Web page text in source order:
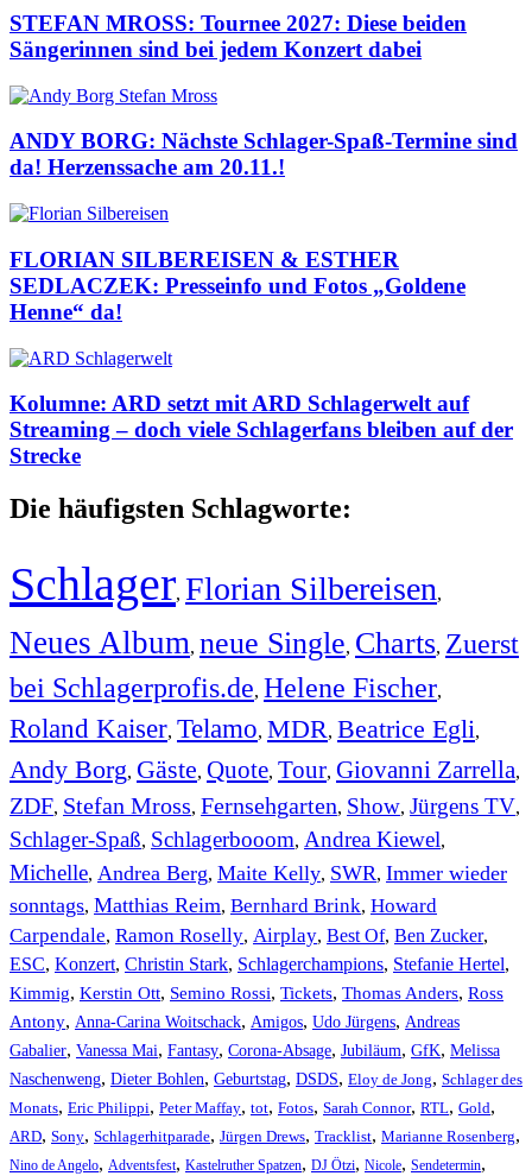
STEFAN MROSS: Tournee 2027: Diese beiden
Sängerinnen sind bei jedem Konzert dabei
ANDY BORG: Nächste Schlager-Spaß-Termine sind
da! Herzenssache am 20.11.!
FLORIAN SILBEREISEN & ESTHER
SEDLACZEK: Presseinfo und Fotos „Goldene
Henne“ da!
Kolumne: ARD setzt mit ARD Schlagerwelt auf
Streaming – doch viele Schlagerfans bleiben auf der
Strecke
Die häufigsten Schlagworte:
Schlager, Florian Silbereisen,
Neues Album, neue Single, Charts, Zuerst
bei Schlagerprofis.de, Helene Fischer,
Roland Kaiser, Telamo, MDR, Beatrice Egli,
Andy Borg, Gäste, Quote, Tour, Giovanni Zarrella,
ZDF, Stefan Mross, Fernsehgarten, Show, Jürgens TV,
Schlager-Spaß, Schlagerbooom, Andrea Kiewel,
Michelle, Andrea Berg, Maite Kelly, SWR, Immer wieder
sonntags, Matthias Reim, Bernhard Brink, Howard
Carpendale, Ramon Roselly, Airplay, Best Of, Ben Zucker,
ESC, Konzert, Christin Stark, Schlagerchampions, Stefanie Hertel,
Kimmig, Kerstin Ott, Semino Rossi, Tickets, Thomas Anders, Ross
Antony, Anna-Carina Woitschack, Amigos, Udo Jürgens, Andreas
Gabalier, Vanessa Mai, Fantasy, Corona-Absage, Jubiläum, GfK, Melissa
Naschenweng, Dieter Bohlen, Geburtstag, DSDS, Eloy de Jong, Schlager des
Monats, Eric Philippi, Peter Maffay, tot, Fotos, Sarah Connor, RTL, Gold,
ARD, Sony, Schlagerhitparade, Jürgen Drews, Tracklist, Marianne Rosenberg,
Nino de Angelo, Adventsfest, Kastelruther Spatzen, DJ Ötzi, Nicole, Sendetermin,